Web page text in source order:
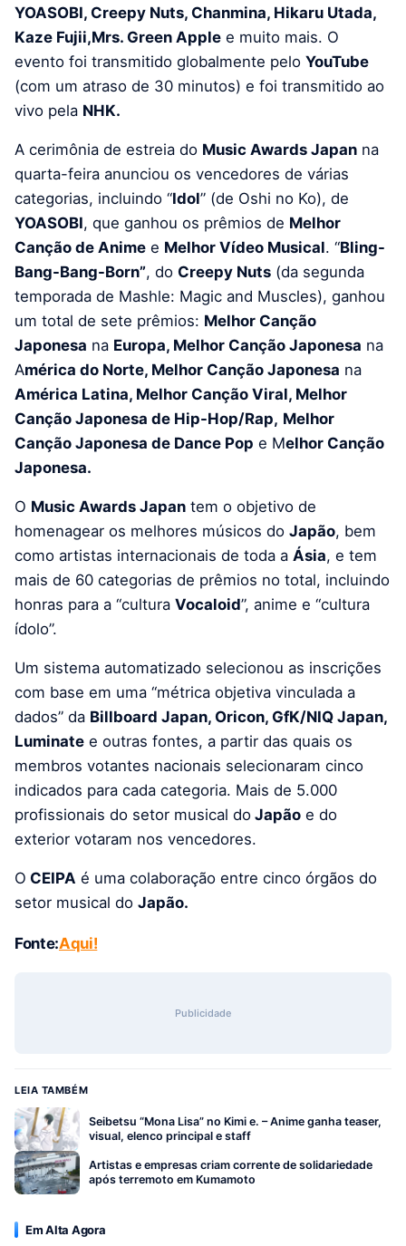
YOASOBI, Creepy Nuts, Chanmina, Hikaru Utada,
Kaze Fujii,Mrs. Green Apple e muito mais. O
evento foi transmitido globalmente pelo YouTube
(com um atraso de 30 minutos) e foi transmitido ao
vivo pela NHK.
A cerimônia de estreia do Music Awards Japan na
quarta-feira anunciou os vencedores de várias
categorias, incluindo “Idol” (de Oshi no Ko), de
YOASOBI, que ganhou os prêmios de Melhor
Canção de Anime e Melhor Vídeo Musical. “Bling-
Bang-Bang-Born”, do Creepy Nuts (da segunda
temporada de Mashle: Magic and Muscles), ganhou
um total de sete prêmios: Melhor Canção
Japonesa na Europa, Melhor Canção Japonesa na
América do Norte, Melhor Canção Japonesa na
América Latina, Melhor Canção Viral, Melhor
Canção Japonesa de Hip-Hop/Rap, Melhor
Canção Japonesa de Dance Pop e Melhor Canção
Japonesa.
O Music Awards Japan tem o objetivo de
homenagear os melhores músicos do Japão, bem
como artistas internacionais de toda a Ásia, e tem
mais de 60 categorias de prêmios no total, incluindo
honras para a “cultura Vocaloid”, anime e “cultura
ídolo”.
Um sistema automatizado selecionou as inscrições
com base em uma “métrica objetiva vinculada a
dados” da Billboard Japan, Oricon, GfK/NIQ Japan,
Luminate e outras fontes, a partir das quais os
membros votantes nacionais selecionaram cinco
indicados para cada categoria. Mais de 5.000
profissionais do setor musical do Japão e do
exterior votaram nos vencedores.
O CEIPA é uma colaboração entre cinco órgãos do
setor musical do Japão.
Fonte:Aqui!
Publicidade
LEIA TAMBÉM
Seibetsu “Mona Lisa” no Kimi e. – Anime ganha teaser,
visual, elenco principal e staff
Artistas e empresas criam corrente de solidariedade
após terremoto em Kumamoto
Em Alta Agora